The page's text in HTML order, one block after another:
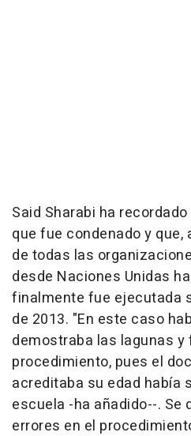
Said Sharabi ha
que fue condenado y
de todas las
desde Naciones Unidas
finalmente fue ejecutada
de 2013. "En este caso
demostraba las lagunas y
procedimiento, pues el
acreditaba su edad había
escuela -ha añadido--. Se
errores en el